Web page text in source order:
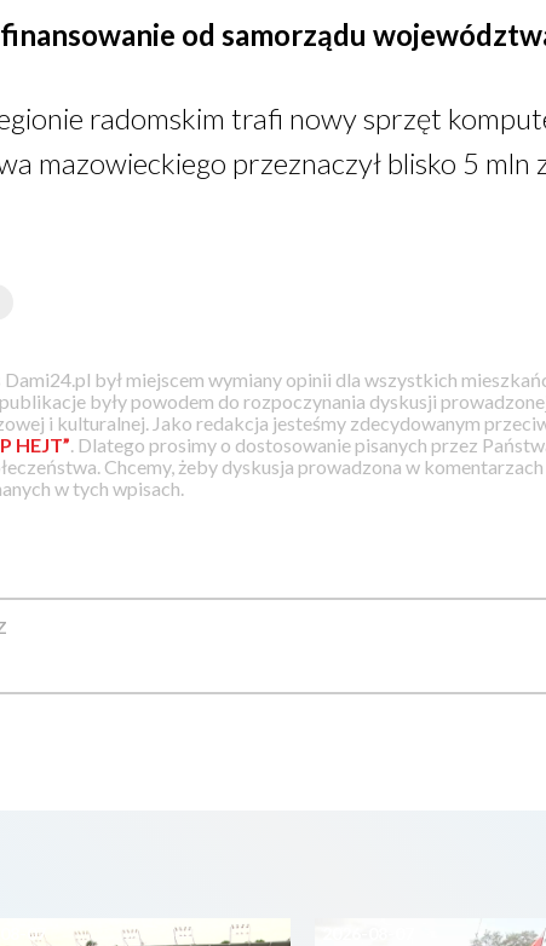
od samorządu
radomskim trafi nowy sprzęt
mazowieckiego przeznaczył blisko 5 mln
Dami24.pl był miejscem wymiany opinii dla wszystkich
publikacje były powodem do rozpoczynania dyskusji
i kulturalnej. Jako redakcja jesteśmy zdecydowanym
HEJT” . Dlatego prosimy o dostosowanie pisanych przez
Chcemy, żeby dyskusja prowadzona w komentarzach
w tych wpisach.
07